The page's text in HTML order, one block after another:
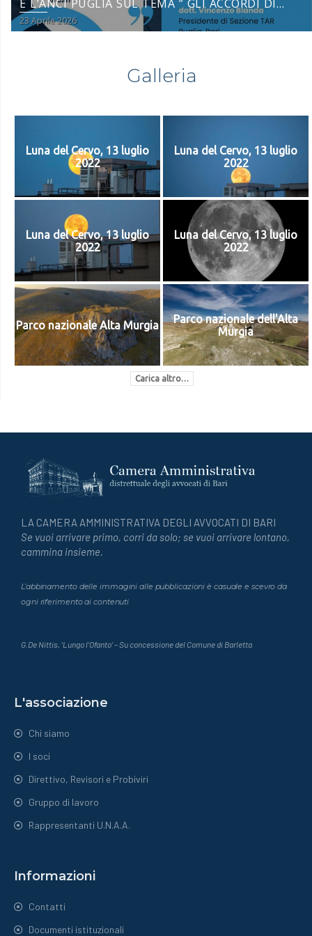
E L’ANCI PUGLIA SUL TEMA ” GLI ACCORDI DI
COLLABORAZIONE NEL CODICE DEI CONTRATTI
PUBBLICI” – 23 APRILE 2026
23 Aprile 2026
Galleria
Luna del Cervo, 13 luglio
2022
Luna del Cervo, 13 luglio
2022
Luna del Cervo, 13 luglio
2022
Luna del Cervo, 13 luglio
2022
Parco nazionale Alta Murgia
Parco nazionale dell'Alta
Murgia
Carica altro…
LA CAMERA AMMINISTRATIVA DEGLI AVVOCATI DI BARI
Se vuoi arrivare primo, corri da solo; se vuoi arrivare lontano,
cammina insieme.
L’abbinamento delle immagini alle pubblicazioni è casuale e scevro da
ogni riferimento ai contenuti
G.De Nittis, ‘Lungo l’Ofanto’ – Su concessione del Comune di Barletta
L'associazione
Chi siamo
I soci
Direttivo, Revisori e Probiviri
Gruppo di lavoro
Rappresentanti U.N.A.A.
Informazioni
Contatti
Documenti istituzionali